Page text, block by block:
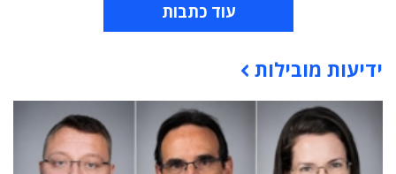
עוד כתבות
תוכן פרסומי
ידיעות מובילות